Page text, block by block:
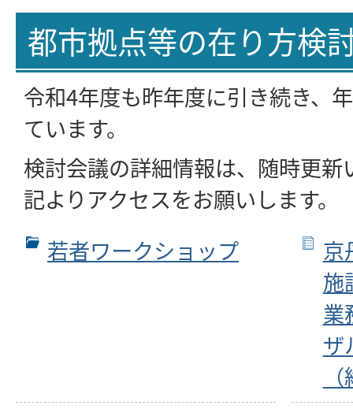
都市拠点等の在り方検
令和4年度も昨年度に引き続き、
ています。
検討会議の詳細情報は、随時更新
記よりアクセスをお願いします。
若者ワークショップ
京
施
業
ザ